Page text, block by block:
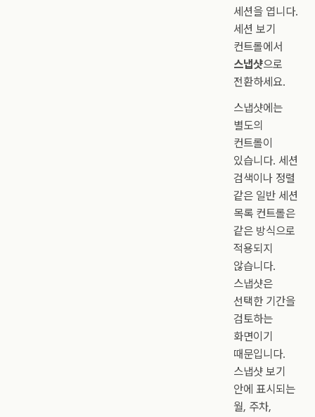
세션을 엽니다.
세션 보기
컨트롤에서
스냅샷으로
전환하세요.
스냅샷에는
별도의
컨트롤이
있습니다. 세션
검색이나 정렬
같은 일반 세션
목록 컨트롤은
같은 방식으로
적용되지
않습니다.
스냅샷은
선택한 기간을
검토하는
화면이기
때문입니다.
스냅샷 보기
안에 표시되는
월, 주차,